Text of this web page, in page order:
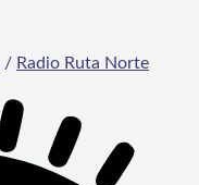
/ Radio Ruta Norte